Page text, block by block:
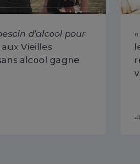
d’alcool pour
aux Vieilles
alcool gagne